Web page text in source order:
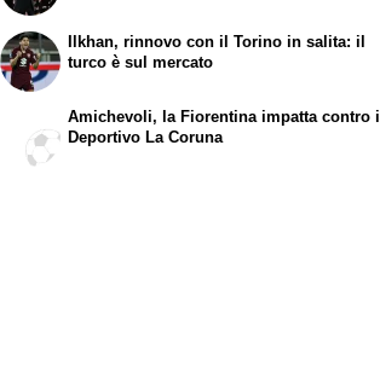
Ilkhan, rinnovo con il Torino in salita: il
turco è sul mercato
Amichevoli, la Fiorentina impatta contro il
Deportivo La Coruna